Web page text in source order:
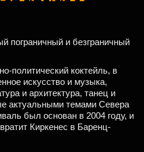
пограничный и безграничный
политический коктейль, в
искусство и музыка,
и архитектура, танец и
актуальными темами Севера
был основан в 2004 году, и
Киркенес в Баренц-